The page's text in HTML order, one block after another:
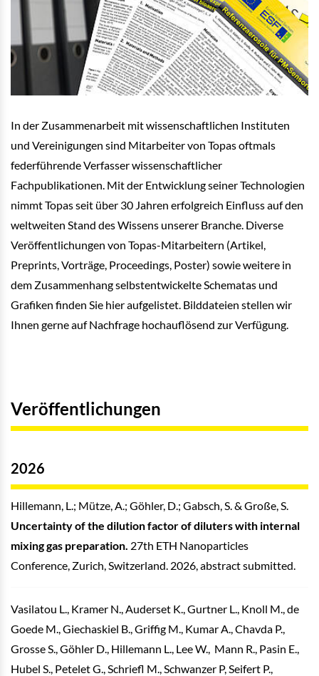
In der Zusammenarbeit mit wissenschaftlichen Instituten
und Vereinigungen sind Mitarbeiter von Topas oftmals
federführende Verfasser wissenschaftlicher
Fachpublikationen. Mit der Entwicklung seiner Technologien
nimmt Topas seit über 30 Jahren erfolgreich Einfluss auf den
weltweiten Stand des Wissens unserer Branche. Diverse
Veröffentlichungen von Topas-Mitarbeitern (Artikel,
Preprints, Vorträge, Proceedings, Poster) sowie weitere in
dem Zusammenhang selbstentwickelte Schematas und
Grafiken finden Sie hier aufgelistet. Bilddateien stellen wir
Ihnen gerne auf Nachfrage hochauflösend zur Verfügung.
Veröffentlichungen
2026
Hillemann, L.; Mütze, A.; Göhler, D.; Gabsch, S. & Große, S.
Uncertainty of the dilution factor of diluters with internal
mixing gas preparation. 27th ETH Nanoparticles
Conference, Zurich, Switzerland. 2026, abstract submitted.
Vasilatou L., Kramer N., Auderset K., Gurtner L., Knoll M., de
Goede M., Giechaskiel B., Griffig M., Kumar A., Chavda P.,
Grosse S., Göhler D., Hillemann L., Lee W., Mann R., Pasin E.,
Hubel S., Petelet G., Schriefl M., Schwanzer P, Seifert P.,